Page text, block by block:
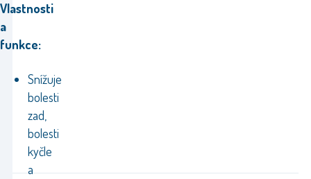
Vlastnosti
a
funkce:
Snížuje
bolesti
zad,
bolesti
kyčle
a